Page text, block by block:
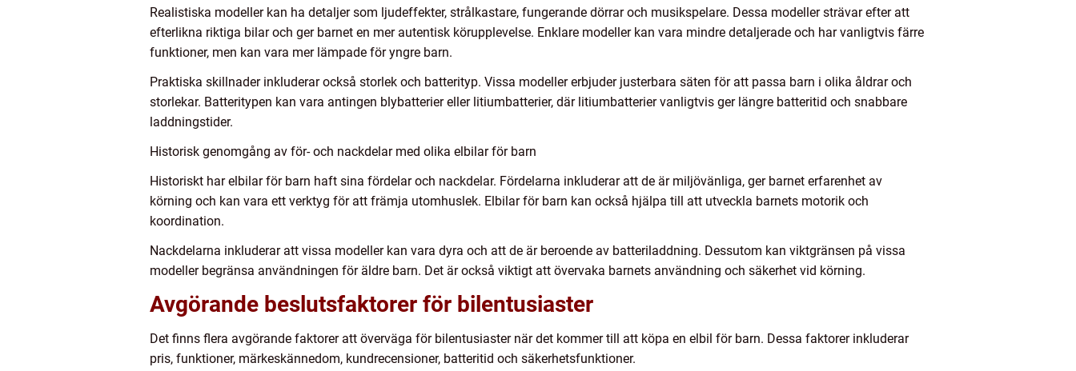
Realistiska modeller kan ha detaljer som ljudeffekter, strålkastare, fungerande dörrar och musikspelare. Dessa modeller strävar efter att
efterlikna riktiga bilar och ger barnet en mer autentisk körupplevelse. Enklare modeller kan vara mindre detaljerade och har vanligtvis färre
funktioner, men kan vara mer lämpade för yngre barn.
Praktiska skillnader inkluderar också storlek och batterityp. Vissa modeller erbjuder justerbara säten för att passa barn i olika åldrar och
storlekar. Batteritypen kan vara antingen blybatterier eller litiumbatterier, där litiumbatterier vanligtvis ger längre batteritid och snabbare
laddningstider.
Historisk genomgång av för- och nackdelar med olika elbilar för barn
Historiskt har elbilar för barn haft sina fördelar och nackdelar. Fördelarna inkluderar att de är miljövänliga, ger barnet erfarenhet av
körning och kan vara ett verktyg för att främja utomhuslek. Elbilar för barn kan också hjälpa till att utveckla barnets motorik och
koordination.
Nackdelarna inkluderar att vissa modeller kan vara dyra och att de är beroende av batteriladdning. Dessutom kan viktgränsen på vissa
modeller begränsa användningen för äldre barn. Det är också viktigt att övervaka barnets användning och säkerhet vid körning.
Avgörande beslutsfaktorer för bilentusiaster
Det finns flera avgörande faktorer att överväga för bilentusiaster när det kommer till att köpa en elbil för barn. Dessa faktorer inkluderar
pris, funktioner, märkeskännedom, kundrecensioner, batteritid och säkerhetsfunktioner.